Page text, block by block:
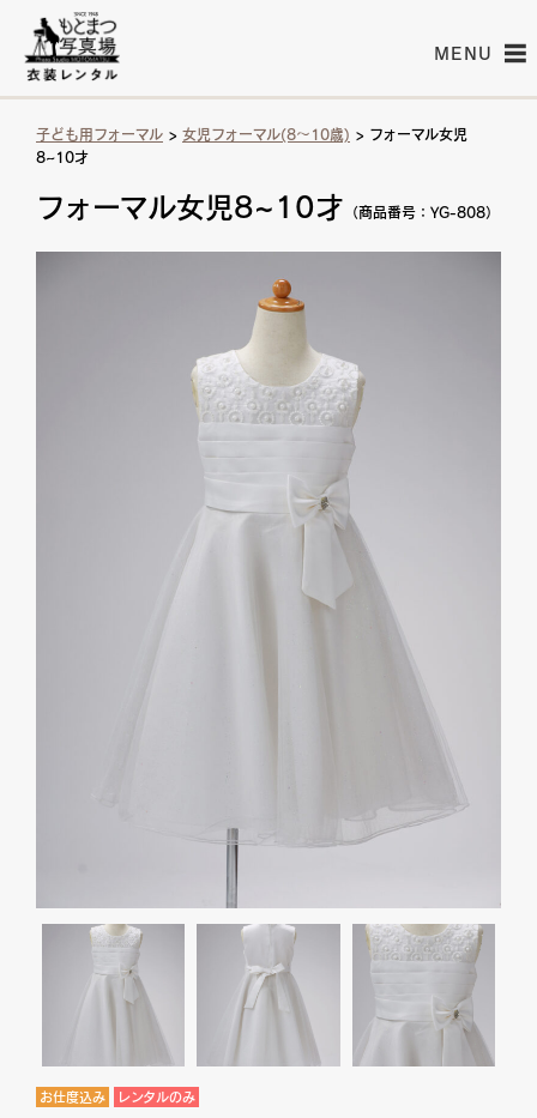
MENU
子ども用フォーマル > 女児フォーマル(8〜10歳) > フォーマル女児
8~10才
フォーマル女児8~10才 （商品番号：YG-808）
お仕度込み レンタルのみ